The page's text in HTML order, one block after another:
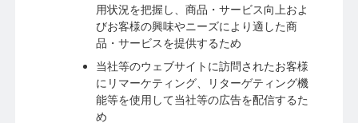
用状況を把握し、商品・サービス向上およ
びお客様の興味やニーズにより適した商
品・サービスを提供するため
当社等のウェブサイトに訪問されたお客様
にリマーケティング、リターゲティング機
能等を使用して当社等の広告を配信するた
め